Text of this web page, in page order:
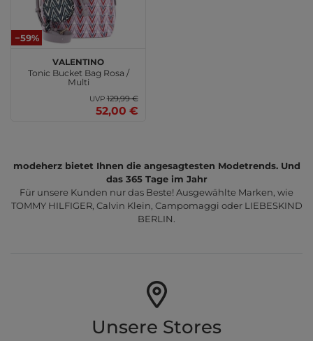
−59%
VALENTINO
Tonic Bucket Bag Rosa /
Multi
UVP129,99 €
52,00 €
modeherz bietet Ihnen die angesagtesten Modetrends. Und
das 365 Tage im Jahr
Für unsere Kunden nur das Beste! Ausgewählte Marken, wie
TOMMY HILFIGER, Calvin Klein, Campomaggi oder LIEBESKIND
BERLIN.
Unsere Stores